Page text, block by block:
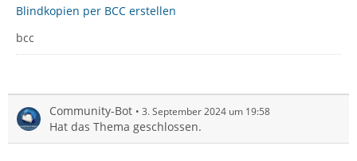
Blindkopien per BCC erstellen
bcc
Community-Bot 3. September 2024 um 19:58
Hat das Thema geschlossen.